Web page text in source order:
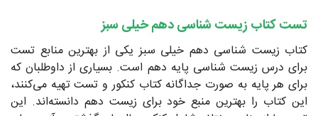
تست کتاب زیست شناسی دهم خیلی سبز
کتاب زیست شناسی دهم خیلی سبز یکی از بهترین منابع تست
برای درس زیست شناسی پایه دهم است. بسیاری از داوطلبان که
برای هر پایه به صورت جداگانه کتاب کنکور و تست تهیه می‌کنند،
این کتاب را بهترین منبع خود برای زیست دهم دانسته‌اند. این